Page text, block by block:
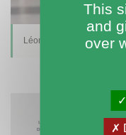
Léon XIV en France
This
and
over